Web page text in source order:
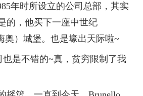
年时所设立的公司总部，其实
的，他买下一座中世纪
奥）城堡。也是壕出天际啦~
也是不错的~真，贫穷限制了我